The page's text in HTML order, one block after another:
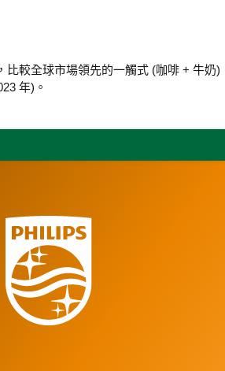
比較全球市場領先的一觸式 (咖啡 + 牛奶)
年)。